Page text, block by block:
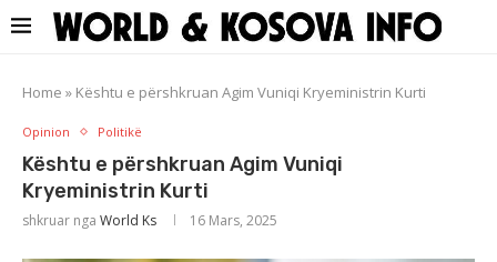
Home » Kështu e përshkruan Agim Vuniqi Kryeministrin Kurti
Opinion Politikë
Kështu e përshkruan Agim Vuniqi
Kryeministrin Kurti
shkruar nga World Ks 16 Mars, 2025